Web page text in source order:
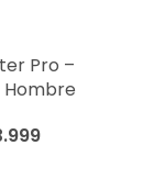
Pro –